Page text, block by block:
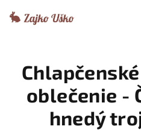
oblečenie -
hnedý